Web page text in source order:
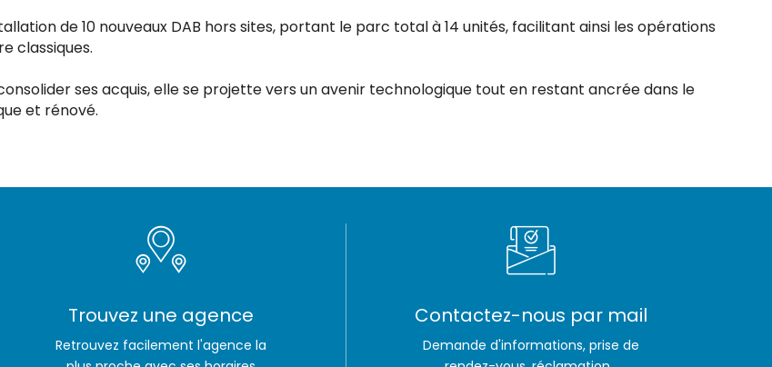
de 10 nouveaux DAB hors sites, portant le parc total à 14 unités, facilitant ainsi les opérations
classiques.
ses acquis, elle se projette vers un avenir technologique tout en restant ancrée dans le
et rénové.
Trouvez une agence
Retrouvez facilement l'agence la
Contactez-nous par mail
Demande d'informations, prise de